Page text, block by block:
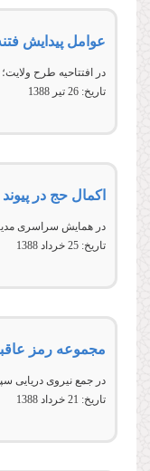
عوامل پیدایش
در افتتاحيه طرح
تاریخ: 26 تير 1388
اکمال حج در پیوند
در همایش سراسری
تاریخ: 25 خرداد 1388
مجموعه رمز
در جمع نیروی دریایی
تاریخ: 21 خرداد 1388